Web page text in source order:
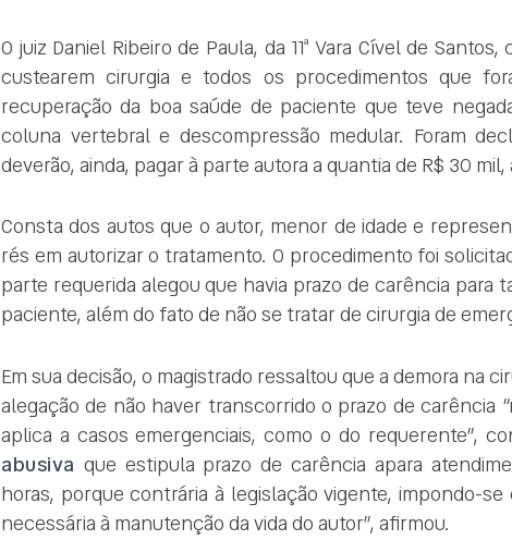
O juiz Daniel Ribeiro de Paula, da 11ª Vara Cível de Santos,
custearem cirurgia e todos os procedimentos que
recuperação da boa saúde de paciente que teve
coluna vertebral e descompressão medular. Foram
deverão, ainda, pagar à parte autora a quantia de R$ 30
Consta dos autos que o autor, menor de idade e
rés em autorizar o tratamento. O procedimento foi
parte requerida alegou que havia prazo de carência
paciente, além do fato de não se tratar de cirurgia de
Em sua decisão, o magistrado ressaltou que a demora na
alegação de não haver transcorrido o prazo de carência
aplica a casos emergenciais, como o do requerente”,
abusiva que estipula prazo de carência apara
horas, porque contrária à legislação vigente, impondo-
necessária à manutenção da vida do autor”, afirmou.